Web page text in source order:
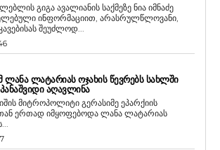
გიგა ავალიანის საქმეზე ნია იმნაძე
ინფორმაციით, არასრულწლოვანი,
შეუძლოდ...
ᲚᲐᲜᲐ ᲚᲐᲢᲐᲠᲘᲐᲡ ᲝᲯᲐᲮᲘᲡ ᲬᲔᲕᲠᲔᲑᲡ ᲡᲐᲮᲚᲨᲘ
ᲐᲦᲐᲕᲚᲘᲜᲐ
მიტროპოლიტი გერასიმე ეპარქიის
ერთად იმყოფებოდა ლანა ლატარიას